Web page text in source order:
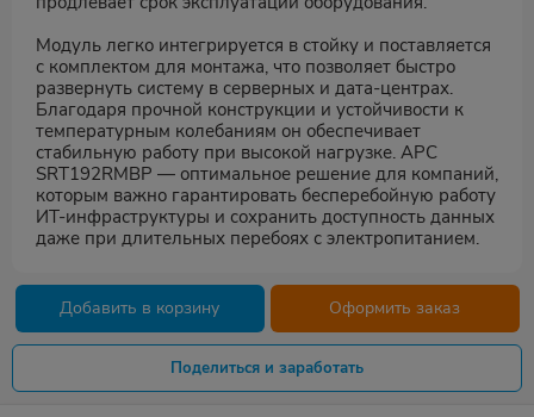
Модуль легко интегрируется в стойку и поставляется
с комплектом для монтажа, что позволяет быстро
развернуть систему в серверных и дата-центрах.
Благодаря прочной конструкции и устойчивости к
температурным колебаниям он обеспечивает
стабильную работу при высокой нагрузке. APC
SRT192RMBP — оптимальное решение для компаний,
которым важно гарантировать бесперебойную работу
ИТ-инфраструктуры и сохранить доступность данных
даже при длительных перебоях с электропитанием.
Добавить в корзину Оформить заказ
Поделиться и заработать